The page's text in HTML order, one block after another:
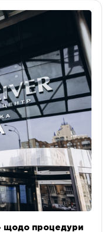
щодо процедури